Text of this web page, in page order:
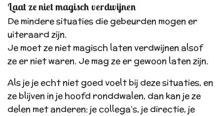
Laat ze niet magisch verdwijnen
De mindere situaties die gebeurden mogen er
uiteraard zijn.
Je moet ze niet magisch laten verdwijnen alsof
ze er niet waren. Je mag ze er gewoon laten zijn.
Als je je echt niet goed voelt bij deze situaties, en
ze blijven in je hoofd ronddwalen, dan kan je ze
delen met anderen: je collega’s, je directie, je